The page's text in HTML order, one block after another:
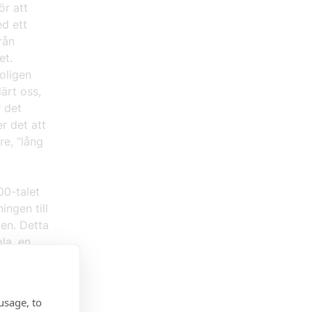
att
ett
oss,
det
det att
”lång
talet
till
Detta
en
to